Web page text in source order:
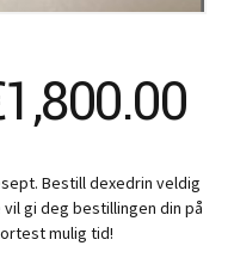
1,800.00
Bestill dexedrin veldig
gi deg bestillingen din på
mulig tid!